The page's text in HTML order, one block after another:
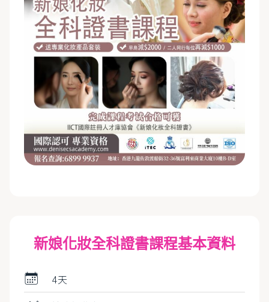
新娘化妝全科證書課程基本資料
4天